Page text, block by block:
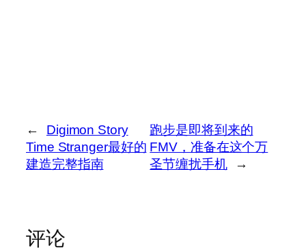
←
Digimon Story
Time Stranger最好的
建造完整指南
跑步是即将到来的
FMV，准备在这个万
圣节缠扰手机
→
评论